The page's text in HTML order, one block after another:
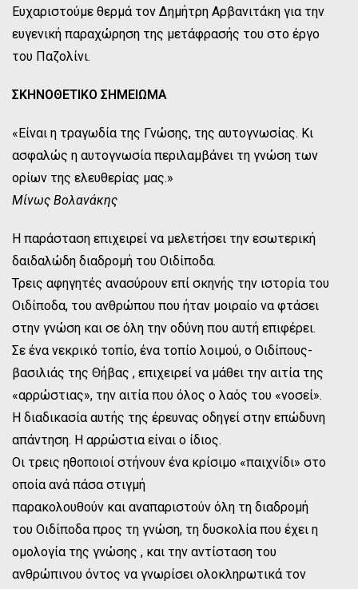
Ευχαριστούμε θερμά τον Δημήτρη Αρβανιτάκη για την
ευγενική παραχώρηση της μετάφρασής του στο έργο
του Παζολίνι.
ΣΚΗΝΟΘΕΤΙΚΟ ΣΗΜΕΙΩΜΑ
«Είναι η τραγωδία της Γνώσης, της αυτογνωσίας. Κι
ασφαλώς η αυτογνωσία περιλαμβάνει τη γνώση των
ορίων της ελευθερίας μας.»
Μίνως Βολανάκης
Η παράσταση επιχειρεί να μελετήσει την εσωτερική
δαιδαλώδη διαδρομή του Οιδίποδα.
Τρεις αφηγητές ανασύρουν επί σκηνής την ιστορία του
Οιδίποδα, του ανθρώπου που ήταν μοιραίο να φτάσει
στην γνώση και σε όλη την οδύνη που αυτή επιφέρει.
Σε ένα νεκρικό τοπίο, ένα τοπίο λοιμού, ο Οιδίπους-
βασιλιάς της Θήβας , επιχειρεί να μάθει την αιτία της
«αρρώστιας», την αιτία που όλος ο λαός του «νοσεί».
Η διαδικασία αυτής της έρευνας οδηγεί στην επώδυνη
απάντηση. Η αρρώστια είναι ο ίδιος.
Οι τρεις ηθοποιοί στήνουν ένα κρίσιμο «παιχνίδι» στο
οποία ανά πάσα στιγμή
παρακολουθούν και αναπαριστούν όλη τη διαδρομή
του Οιδίποδα προς τη γνώση, τη δυσκολία που έχει η
ομολογία της γνώσης , και την αντίσταση του
ανθρώπινου όντος να γνωρίσει ολοκληρωτικά τον